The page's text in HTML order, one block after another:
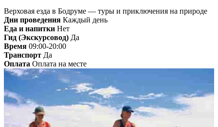
Верховая езда в Бодруме — туры и приключения на природе
Дни проведения Каждый день
Еда и напитки Нет
Гид (Экскурсовод) Да
Время 09:00-20:00
Транспорт Да
Оплата Оплата на месте